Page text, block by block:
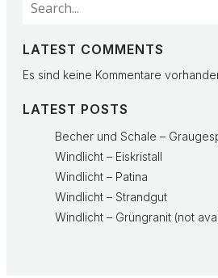
LATEST COMMENTS
Es sind keine Kommentare
LATEST POSTS
Becher und Schale –
Windlicht – Eiskristall
Windlicht – Patina
Windlicht – Strandgut
Windlicht – Grüngranit (not